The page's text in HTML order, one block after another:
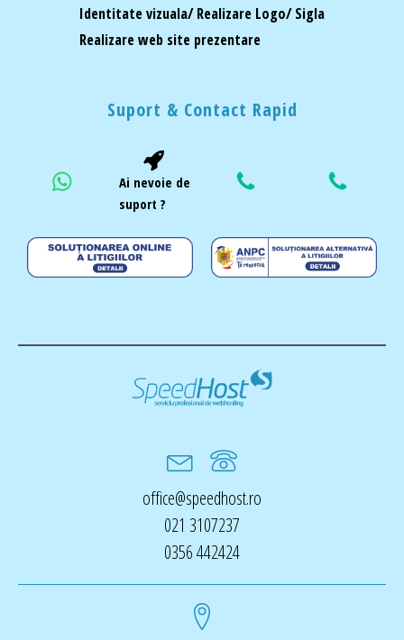
Identitate vizuala/ Realizare Logo/ Sigla
Realizare web site prezentare
Suport & Contact Rapid
Ai nevoie de
suport ?
office@speedhost.ro
021 3107237
0356 442424